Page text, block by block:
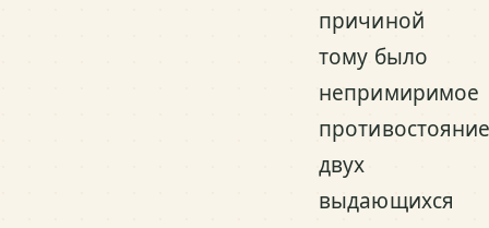
причиной
тому было
непримиримое
двух
выдающихся